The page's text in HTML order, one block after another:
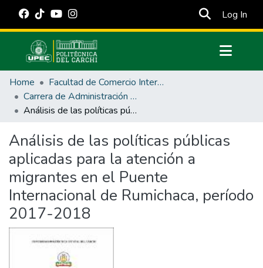
Log In
Communities & Collections
All of DSpace
Statistics
Estadísticas Externas
Manuales
Home
Facultad de Comercio Internacional, Integración, Administración y Economía Empresarial
Carrera de Administración Pública
Análisis de las políticas públicas aplicadas para la atención a migrantes en el Puente Internacional de Rumichaca, período 2017-2018
Análisis de las políticas públicas
aplicadas para la atención a
migrantes en el Puente
Internacional de Rumichaca, período
2017-2018